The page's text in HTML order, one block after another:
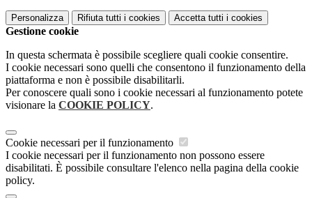
Personalizza Rifiuta tutti i cookies Accetta tutti i cookies
Gestione cookie
In questa schermata è possibile scegliere quali cookie consentire.
I cookie necessari sono quelli che consentono il funzionamento della
piattaforma e non è possibile disabilitarli.
Per conoscere quali sono i cookie necessari al funzionamento potete
visionare la COOKIE POLICY.
Cookie necessari per il funzionamento
I cookie necessari per il funzionamento non possono essere
disabilitati. È possibile consultare l'elenco nella pagina della cookie
policy.